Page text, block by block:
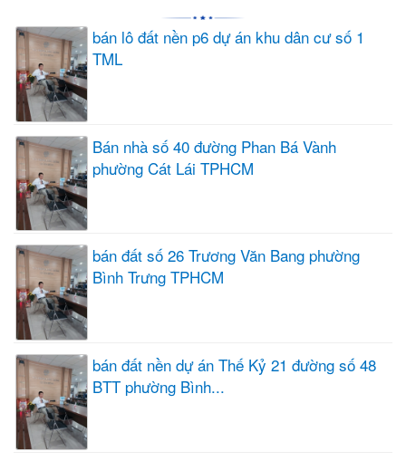
bán lô đất nền p6 dự án khu dân cư số 1
TML
Bán nhà số 40 đường Phan Bá Vành
phường Cát Lái TPHCM
bán đất số 26 Trương Văn Bang phường
Bình Trưng TPHCM
bán đất nền dự án Thế Kỷ 21 đường số 48
BTT phường Bình...